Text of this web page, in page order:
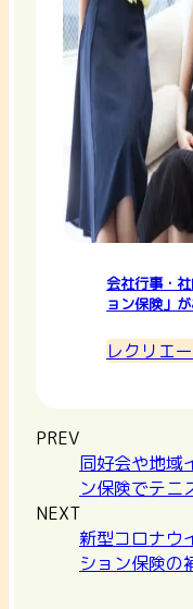
会社行事・
ョン保険」
レクリエ
PREV
同好会や地域
ン保険でテニ
NEXT
新型コロナウ
ション保険の